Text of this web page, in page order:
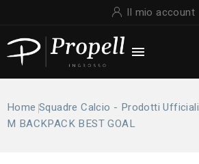
Il mio account

Home Squadre Calcio - Prodotti Ufficiali
M BACKPACK BEST GOAL